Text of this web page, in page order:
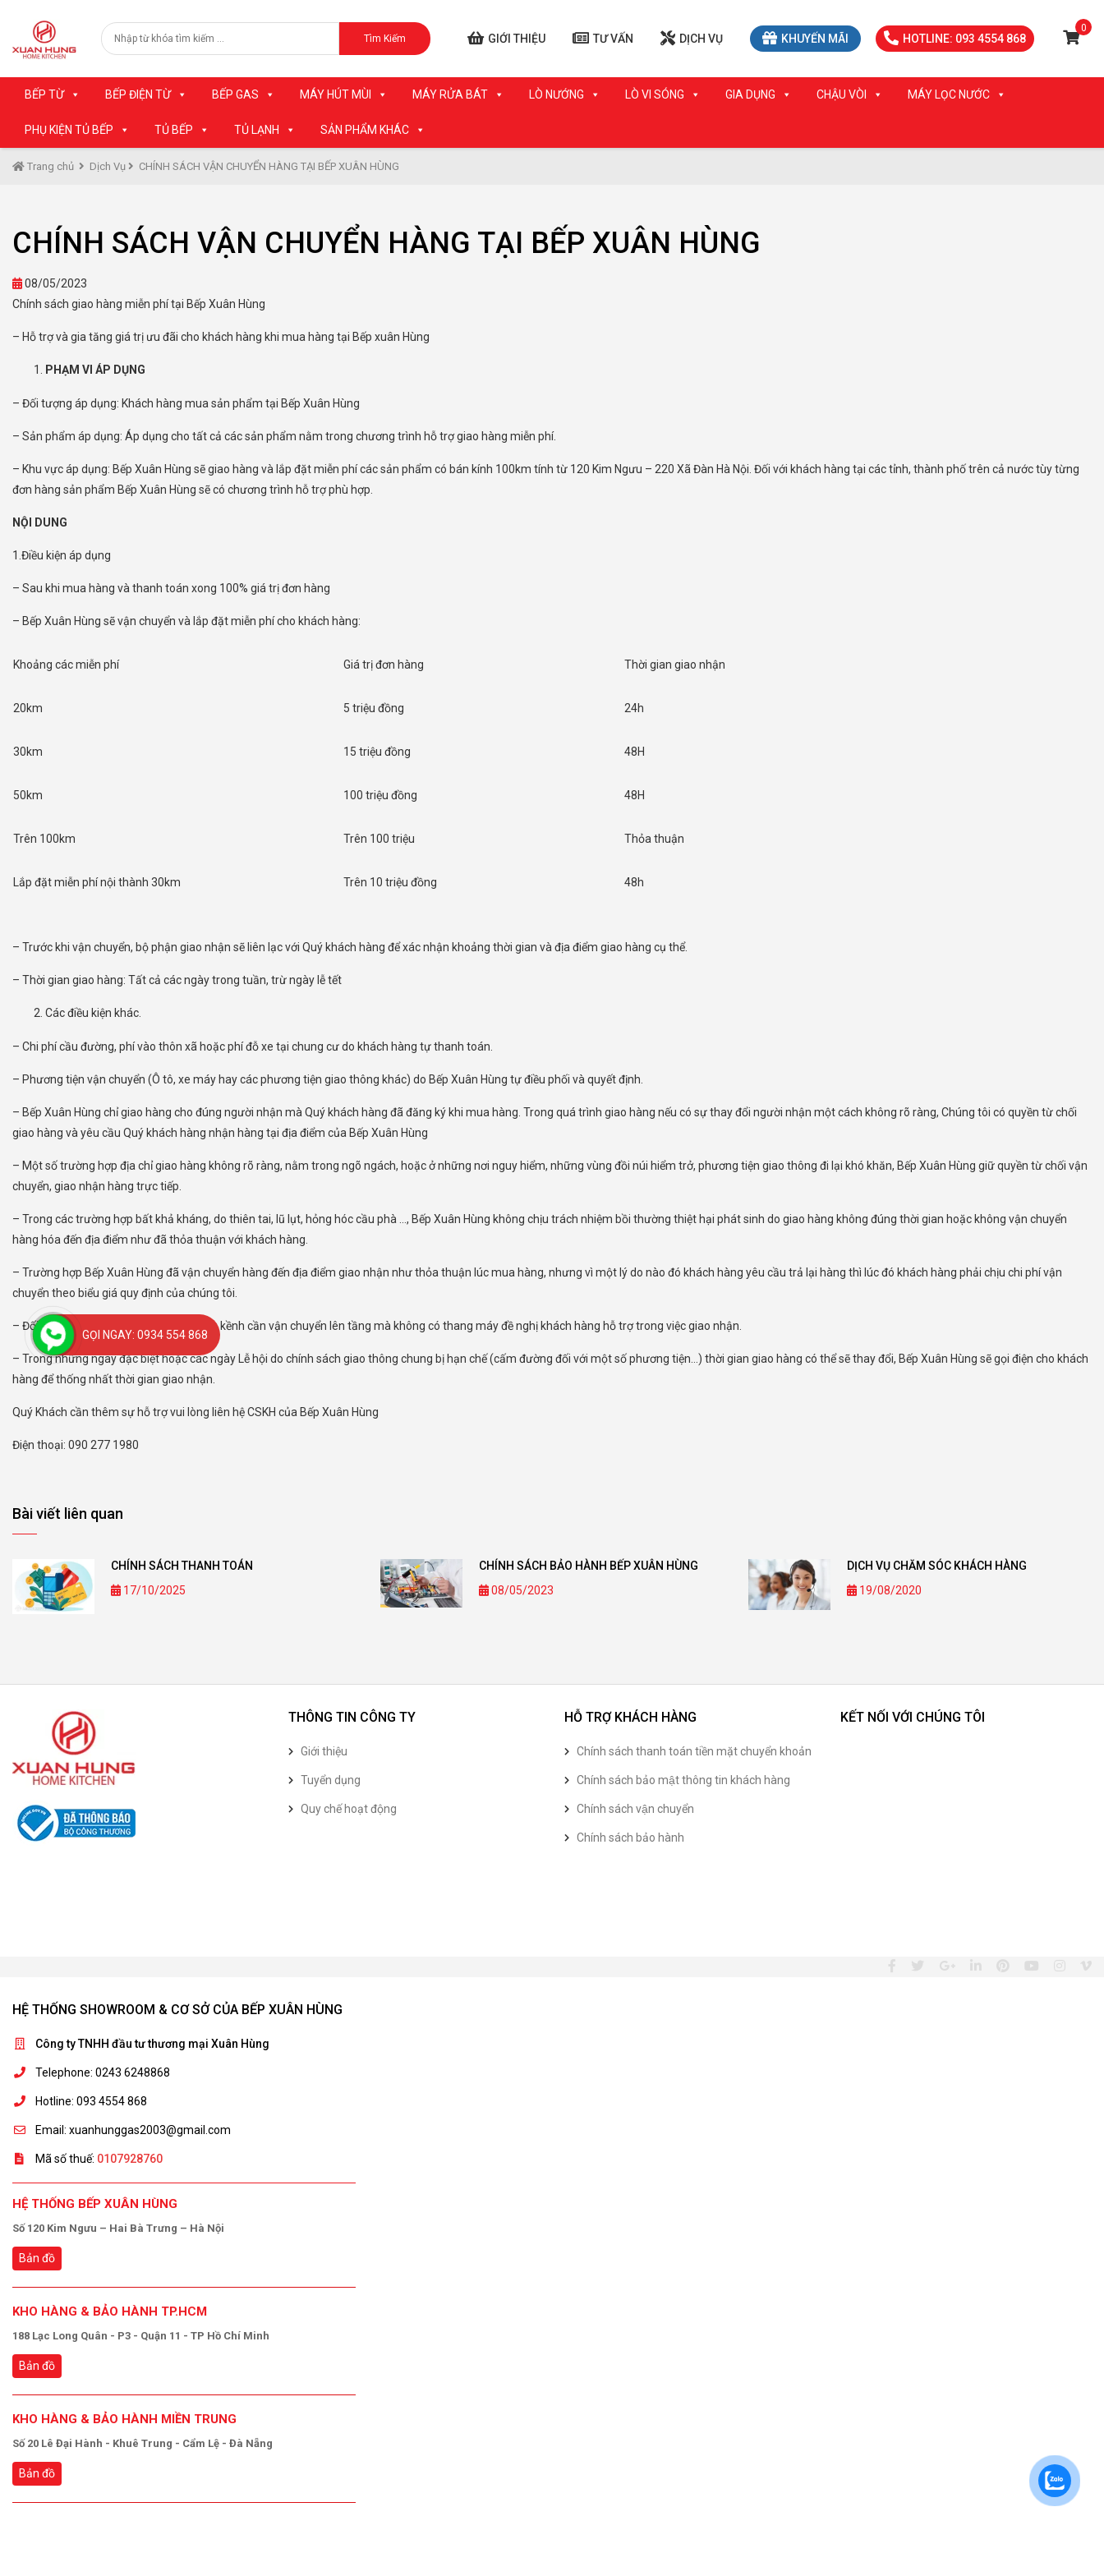
Tìm Kiếm GIỚI THIỆU TƯ VẤN DỊCH VỤ KHUYẾN MÃI HOTLINE: 093 4554 868
0
BẾP TỪ BẾP ĐIỆN TỪ BẾP GAS MÁY HÚT MÙI MÁY RỬA BÁT LÒ NƯỚNG LÒ VI SÓNG GIA DỤNG CHẬU VÒI MÁY LỌC NƯỚC
PHỤ KIỆN TỦ BẾP TỦ BẾP TỦ LẠNH SẢN PHẨM KHÁC
Trang chủ Dịch Vụ CHÍNH SÁCH VẬN CHUYỂN HÀNG TẠI BẾP XUÂN HÙNG
CHÍNH SÁCH VẬN CHUYỂN HÀNG TẠI BẾP XUÂN HÙNG
08/05/2023
Chính sách giao hàng miễn phí tại Bếp Xuân Hùng
– Hỗ trợ và gia tăng giá trị ưu đãi cho khách hàng khi mua hàng tại Bếp xuân Hùng
PHẠM VI ÁP DỤNG
– Đối tượng áp dụng: Khách hàng mua sản phẩm tại Bếp Xuân Hùng
– Sản phẩm áp dụng: Áp dụng cho tất cả các sản phẩm nằm trong chương trình hỗ trợ giao hàng miễn phí.
– Khu vực áp dụng: Bếp Xuân Hùng sẽ giao hàng và lắp đặt miễn phí các sản phẩm có bán kính 100km tính từ 120 Kim Ngưu – 220 Xã Đàn Hà Nội. Đối với khách hàng tại các tỉnh, thành phố trên cả nước tùy từng
đơn hàng sản phẩm Bếp Xuân Hùng sẽ có chương trình hỗ trợ phù hợp.
NỘI DUNG
1.Điều kiện áp dụng
– Sau khi mua hàng và thanh toán xong 100% giá trị đơn hàng
– Bếp Xuân Hùng sẽ vận chuyển và lắp đặt miễn phí cho khách hàng:
Khoảng các miễn phí Giá trị đơn hàng Thời gian giao nhận
20km 5 triệu đồng 24h
30km 15 triệu đồng 48H
50km 100 triệu đồng 48H
Trên 100km Trên 100 triệu Thỏa thuận
Lắp đặt miễn phí nội thành 30km Trên 10 triệu đồng 48h
– Trước khi vận chuyển, bộ phận giao nhận sẽ liên lạc với Quý khách hàng để xác nhận khoảng thời gian và địa điểm giao hàng cụ thể.
– Thời gian giao hàng: Tất cả các ngày trong tuần, trừ ngày lễ tết
Các điều kiện khác.
– Chi phí cầu đường, phí vào thôn xã hoặc phí đỗ xe tại chung cư do khách hàng tự thanh toán.
– Phương tiện vận chuyển (Ô tô, xe máy hay các phương tiện giao thông khác) do Bếp Xuân Hùng tự điều phối và quyết định.
– Bếp Xuân Hùng chỉ giao hàng cho đúng người nhận mà Quý khách hàng đã đăng ký khi mua hàng. Trong quá trình giao hàng nếu có sự thay đổi người nhận một cách không rõ ràng, Chúng tôi có quyền từ chối
giao hàng và yêu cầu Quý khách hàng nhận hàng tại địa điểm của Bếp Xuân Hùng
– Một số trường hợp địa chỉ giao hàng không rõ ràng, nằm trong ngõ ngách, hoặc ở những nơi nguy hiểm, những vùng đồi núi hiểm trở, phương tiện giao thông đi lại khó khăn, Bếp Xuân Hùng giữ quyền từ chối vận
chuyển, giao nhận hàng trực tiếp.
– Trong các trường hợp bất khả kháng, do thiên tai, lũ lụt, hỏng hóc cầu phà …, Bếp Xuân Hùng không chịu trách nhiệm bồi thường thiệt hại phát sinh do giao hàng không đúng thời gian hoặc không vận chuyển
hàng hóa đến địa điểm như đã thỏa thuận với khách hàng.
– Trường hợp Bếp Xuân Hùng đã vận chuyển hàng đến địa điểm giao nhận như thỏa thuận lúc mua hàng, nhưng vì một lý do nào đó khách hàng yêu cầu trả lại hàng thì lúc đó khách hàng phải chịu chi phí vận
chuyển theo biểu giá quy định của chúng tôi.
– Đối với những sản phẩm nặng và cồng kềnh cần vận chuyển lên tầng mà không có thang máy đề nghị khách hàng hỗ trợ trong việc giao nhận.
– Trong những ngày đặc biệt hoặc các ngày Lễ hội do chính sách giao thông chung bị hạn chế (cấm đường đối với một số phương tiện…) thời gian giao hàng có thể sẽ thay đổi, Bếp Xuân Hùng sẽ gọi điện cho khách
hàng để thống nhất thời gian giao nhận.
Quý Khách cần thêm sự hỗ trợ vui lòng liên hệ CSKH của Bếp Xuân Hùng
Điện thoại: 090 277 1980
Bài viết liên quan
CHÍNH SÁCH THANH TOÁN
17/10/2025
CHÍNH SÁCH BẢO HÀNH BẾP XUÂN HÙNG
08/05/2023
DỊCH VỤ CHĂM SÓC KHÁCH HÀNG
19/08/2020
THÔNG TIN CÔNG TY
Giới thiệu
Tuyển dụng
Quy chế hoạt động
HỖ TRỢ KHÁCH HÀNG
Chính sách thanh toán tiền mặt chuyển khoản
Chính sách bảo mật thông tin khách hàng
Chính sách vận chuyển
Chính sách bảo hành
KẾT NỐI VỚI CHÚNG TÔI
HỆ THỐNG SHOWROOM & CƠ SỞ CỦA BẾP XUÂN HÙNG
Công ty TNHH đầu tư thương mại Xuân Hùng
Telephone: 0243 6248868
Hotline: 093 4554 868
Email: xuanhunggas2003@gmail.com
Mã số thuế: 0107928760
HỆ THỐNG BẾP XUÂN HÙNG
Số 120 Kim Ngưu – Hai Bà Trưng – Hà Nội
Bản đồ
KHO HÀNG & BẢO HÀNH TP.HCM
188 Lạc Long Quân - P3 - Quận 11 - TP Hồ Chí Minh
Bản đồ
KHO HÀNG & BẢO HÀNH MIỀN TRUNG
Số 20 Lê Đại Hành - Khuê Trung - Cẩm Lệ - Đà Nẵng
Bản đồ
GỌI NGAY: 0934 554 868